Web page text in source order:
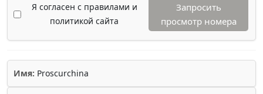
Я согласен с правилами и
политикой сайта
Запросить
просмотр номера
Имя: Proscurchina